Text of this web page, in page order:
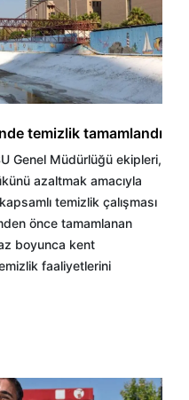
temizlik tamamlandı
Genel Müdürlüğü ekipleri,
azaltmak amacıyla
temizlik çalışması
önce tamamlanan
boyunca kent
faaliyetlerini